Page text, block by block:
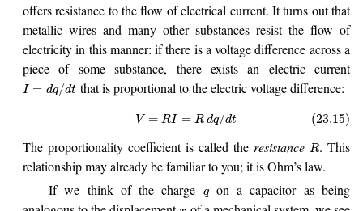
offers resistance to the flow of electrical current. It turns out that
metallic wires and many other substances resist the flow of
electricity in this manner: if there is a voltage difference across a
piece of some substance, there exists an electric current
I = dq/dt that is proportional to the electric voltage difference:
V = RI = R dq/dt (23.15)
The proportionality coefficient is called the resistance R. This
relationship may already be familiar to you; it is Ohm’s law.
If we think of thecharge qon a capacitor as being